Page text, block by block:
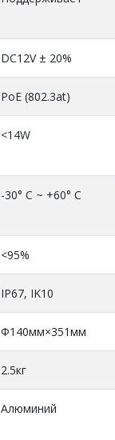
DC12V ± 20%
PoE (802.3at)
<14W
-30° C ~ +60° C
<95%
IP67, IK10
Φ140мм×351мм
2.5кг
Алюминий